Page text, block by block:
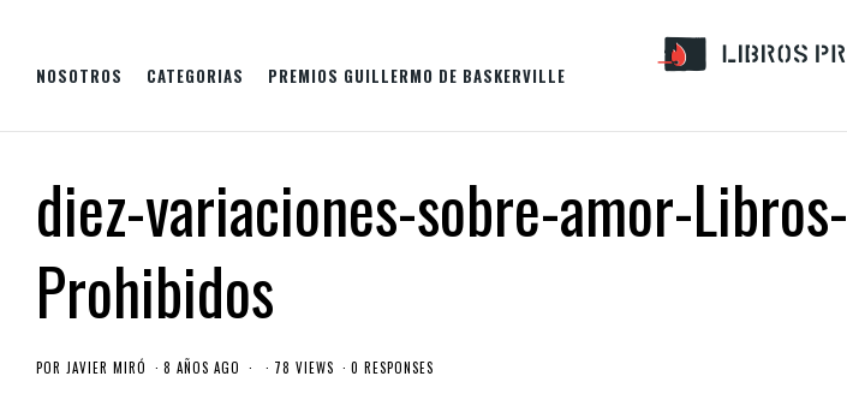
NOSOTROS CATEGORIAS PREMIOS GUILLERMO DE BASKERVILLE
diez-variaciones-sobre-amor-Libros-
Prohibidos
POR JAVIER MIRÓ 8 AÑOS AGO 78 VIEWS 0 RESPONSES